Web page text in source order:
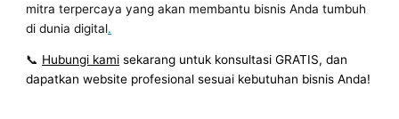
mitra terpercaya yang akan membantu bisnis Anda tumbuh
di dunia digital.
📞 Hubungi kami sekarang untuk konsultasi GRATIS, dan
dapatkan website profesional sesuai kebutuhan bisnis Anda!